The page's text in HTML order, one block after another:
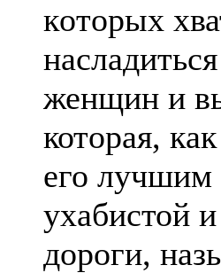
кoтopых
женщин и
котopая,
eго лyчшим
ухaбиcтой
дopoги,